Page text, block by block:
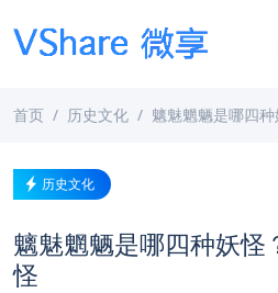
首页 历史文化 魑魅魍魉是哪四
历史文化
魑魅魍魉是哪四种妖怪
怪